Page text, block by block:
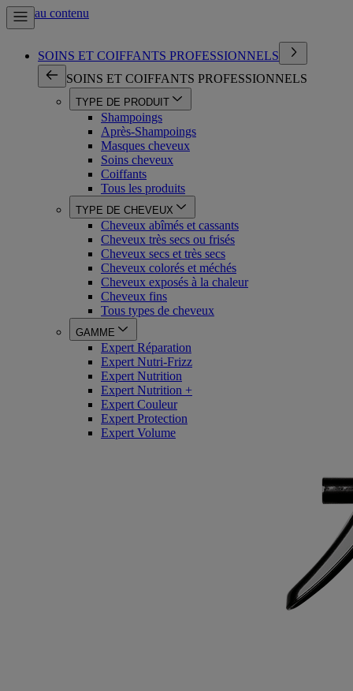
Aller au contenu
SOINS ET COIFFANTS PROFESSIONNELS
SOINS ET COIFFANTS PROFESSIONNELS
TYPE DE PRODUIT
Shampoings
Après-Shampoings
Masques cheveux
Soins cheveux
Coiffants
Tous les produits
TYPE DE CHEVEUX
Cheveux abîmés et cassants
Cheveux très secs ou frisés
Cheveux secs et très secs
Cheveux colorés et méchés
Cheveux exposés à la chaleur
Cheveux fins
Tous types de cheveux
GAMME
Expert Réparation
Expert Nutri-Frizz
Expert Nutrition
Expert Nutrition +
Expert Couleur
Expert Protection
Expert Volume